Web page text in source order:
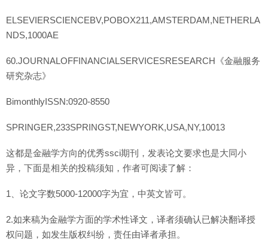
ELSEVIERSCIENCEBV,POBOX211,AMSTERDAM,NETHERLA
NDS,1000AE
60.JOURNALOFFINANCIALSERVICESRESEARCH《金融服务
研究杂志》
BimonthlyISSN:0920-8550
SPRINGER,233SPRINGST,NEWYORK,USA,NY,10013
这都是金融学方向的优秀ssci期刊，发表论文要求也是大同小
异，下面是相关的投稿须知，作者可阅读了解：
1、论文字数5000-12000字为宜，中英文皆可。
2.如来稿为金融学方面的学术性译文，译者须确认已解决翻译授
权问题，如发生版权纠纷，责任由译者承担。